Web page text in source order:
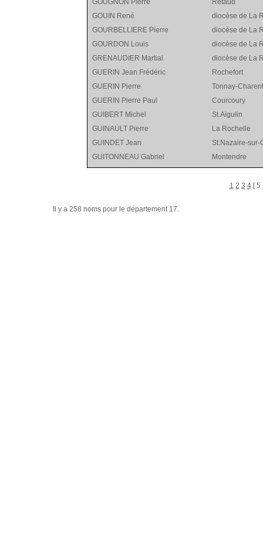
GOUGNON Pierre
Rétaud
GOUIN René
diocèse de La
GOURBELLIERE Pierre
diocèse de La
GOURDON Louis
diocèse de La
GRENAUDIER Martial
diocèse de La
GUERIN Jean Frédéric
Rochefort
GUERIN Pierre
Tonnay-
GUERIN Pierre Paul
Courcoury
GUIBERT Michel
St.Aigulin
GUINAULT Pierre
La Rochelle
GUINDET Jean
St.Nazaire-sur-
GUITONNEAU Gabriel
Montendre
1 2 3 4[ 5
Il y a 258 noms pour le département 17.